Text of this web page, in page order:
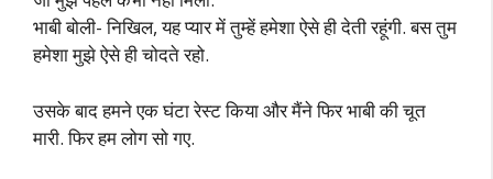
भाबी बोली- निखिल, यह प्यार में तुम्हें हमेशा ऐसे ही देती रहूंगी. बस तुम
हमेशा मुझे ऐसे ही चोदते रहो.
उसके बाद हमने एक घंटा रेस्ट किया और मैंने फिर भाबी की चूत
मारी. फिर हम लोग सो गए.